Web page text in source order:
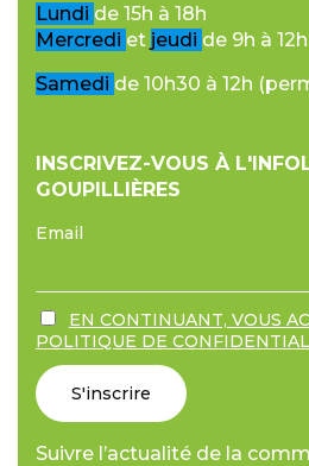
Lundi de 15h à 18h
Mercredi et jeudi de 9h à 12h
Samedi de 10h30 à 12h
INSCRIVEZ-VOUS À
GOUPILLIÈRES
Email
EN CONTINUANT, VOUS
POLITIQUE DE
Suivre l’actualité de la